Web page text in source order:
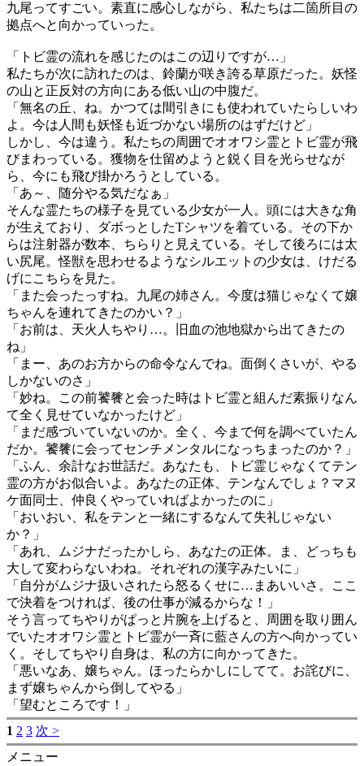
九尾ってすごい。素直に感心しながら、私たちは二箇所目の
拠点へと向かっていった。
「トビ霊の流れを感じたのはこの辺りですが…」
私たちが次に訪れたのは、鈴蘭が咲き誇る草原だった。妖怪
の山と正反対の方向にある低い山の中腹だ。
「無名の丘、ね。かつては間引きにも使われていたらしいわ
よ。今は人間も妖怪も近づかない場所のはずだけど」
しかし、今は違う。私たちの周囲でオオワシ霊とトビ霊が飛
びまわっている。獲物を仕留めようと鋭く目を光らせなが
ら、今にも飛び掛かろうとしている。
「あ～、随分やる気だなぁ」
そんな霊たちの様子を見ている少女が一人。頭には大きな角
が生えており、ダボっとしたTシャツを着ている。その下か
らは注射器が数本、ちらりと見えている。そして後ろには太
い尻尾。怪獣を思わせるようなシルエットの少女は、けだる
げにこちらを見た。
「また会ったっすね。九尾の姉さん。今度は猫じゃなくて嬢
ちゃんを連れてきたのかい？」
「お前は、天火人ちやり…。旧血の池地獄から出てきたの
ね」
「まー、あのお方からの命令なんでね。面倒くさいが、やる
しかないのさ」
「妙ね。この前饕餮と会った時はトビ霊と組んだ素振りなん
て全く見せていなかったけど」
「まだ感づいていないのか。全く、今まで何を調べていたん
だか。饕餮に会ってセンチメンタルになっちまったのか？」
「ふん、余計なお世話だ。あなたも、トビ霊じゃなくてテン
霊の方がお似合いよ。あなたの正体、テンなんでしょ？マヌ
ケ面同士、仲良くやっていればよかったのに」
「おいおい、私をテンと一緒にするなんて失礼じゃない
か？」
「あれ、ムジナだったかしら、あなたの正体。ま、どっちも
大して変わらないわね。それぞれの漢字みたいに」
「自分がムジナ扱いされたら怒るくせに…まあいいさ。ここ
で決着をつければ、後の仕事が減るからな！」
そう言ってちやりがぱっと片腕を上げると、周囲を取り囲ん
でいたオオワシ霊とトビ霊が一斉に藍さんの方へ向かってい
く。そしてちやり自身は、私の方に向かってきた。
「悪いなあ、嬢ちゃん。ほったらかしにしてて。お詫びに、
まず嬢ちゃんから倒してやる」
「望むところです！」
1 2 3 次 >
メニュー